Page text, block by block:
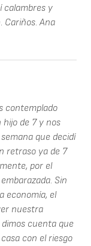
calambres y
Cariños. Ana
contemplado
de 7 y nos
que decidí
retraso ya de 7
por el
Sin
economía, el
nuestra
cuenta que
con el riesgo